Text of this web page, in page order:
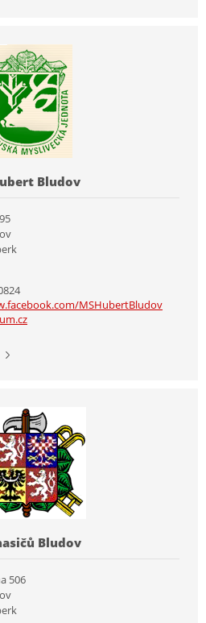
Bludov
MSHubertBludov
Bludov
506